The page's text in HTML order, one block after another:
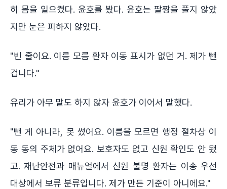
히 몸을 일으켰다. 윤호를 봤다. 윤호는 팔짱을 풀지 않았
지만 눈은 피하지 않았다.
"빈 줄이요. 이름 모름 환자 이동 표시가 없던 거. 제가 뺀
겁니다."
유리가 아무 말도 하지 않자 윤호가 이어서 말했다.
"뺀 게 아니라, 못 썼어요. 이름을 모르면 행정 절차상 이
동 동의 주체가 없어요. 보호자도 없고 신원 확인도 안 됐
고. 재난안전과 매뉴얼에서 신원 불명 환자는 이송 우선
대상에서 보류 분류입니다. 제가 만든 기준이 아니에요."